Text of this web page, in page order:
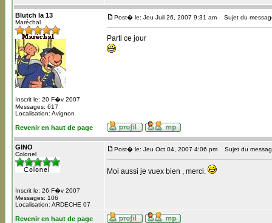
Blutch la 13
Maréchal
Inscrit le: 20 F�v 2007
Messages: 617
Localisation: Avignon
Post� le: Jeu Juil 26, 2007 9:31 am Sujet du
Parti ce jour
Revenir en haut de page
GINO
Colonel
Inscrit le: 26 F�v 2007
Messages: 106
Localisation: ARDECHE 07
Post� le: Jeu Oct 04, 2007 4:06 pm Sujet du
Moi aussi je vuex bien , merci.
Revenir en haut de page